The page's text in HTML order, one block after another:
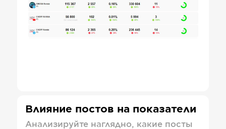
Влияние постов на показатели
Анализируйте наглядно, какие посты